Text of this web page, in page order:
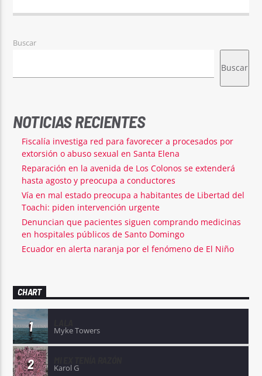
Buscar
Buscar
NOTICIAS RECIENTES
Fiscalía investiga red para favorecer a procesados por
extorsión o abuso sexual en Santa Elena
Reparación en la avenida de Los Colonos se extenderá
hasta agosto y preocupa a conductores
Vía en mal estado preocupa a habitantes de Libertad del
Toachi: piden intervención urgente
Denuncian que pacientes siguen comprando medicinas
en hospitales públicos de Santo Domingo
Ecuador en alerta naranja por el fenómeno de El Niño
CHART
1 Myke Towers
2 Karol G